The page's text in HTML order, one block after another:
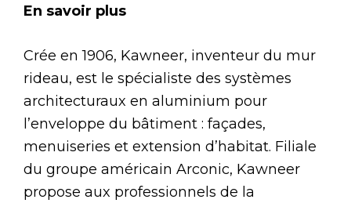
En savoir plus
Crée en 1906, Kawneer, inventeur du mur
rideau, est le spécialiste des systèmes
architecturaux en aluminium pour
l’enveloppe du bâtiment : façades,
menuiseries et extension d’habitat. Filiale
du groupe américain Arconic, Kawneer
propose aux professionnels de la